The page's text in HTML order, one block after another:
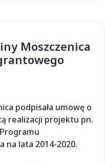
Moszczenica
podpisała umowę o
realizacji projektu pn.
na lata 2014-2020.